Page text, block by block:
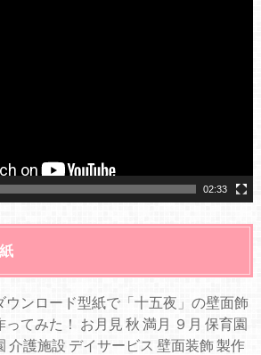
02:33
ウンロード型紙で「十五夜」の壁面飾
ってみた！ お月見 秋 満月 ９月 保育園
介護施設 デイサービス 壁面装飾 製作